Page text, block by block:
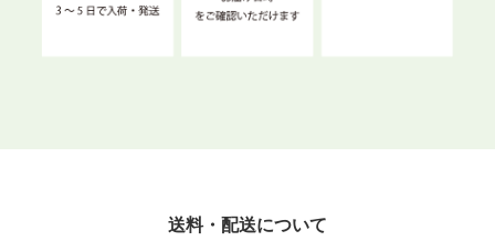
送料・配送について